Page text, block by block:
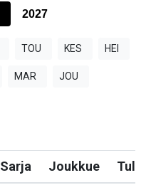
2027
TOU KES HEI
MAR JOU
Sarja Joukkue